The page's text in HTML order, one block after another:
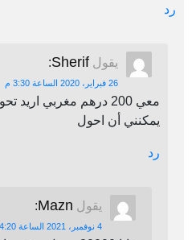
رد
يقول Sherif
:
26 فبراير، 2020 الساعة 3:30 م
معي 200 درهم مغربي
يمكنني أن احول
رد
يقول Mazn
:
4 نوفمبر، 2021 الساعة 4:20 م